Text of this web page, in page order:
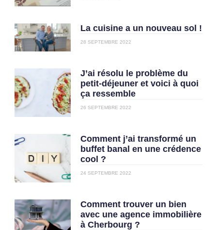
La cuisine a un nouveau sol !
28 SEPTEMBRE 2022
J’ai résolu le problème du
petit-déjeuner et voici à quoi
ça ressemble
26 SEPTEMBRE 2022
Comment j’ai transformé un
buffet banal en une crédence
cool ?
24 SEPTEMBRE 2022
Comment trouver un bien
avec une agence immobilière
à Cherbourg ?